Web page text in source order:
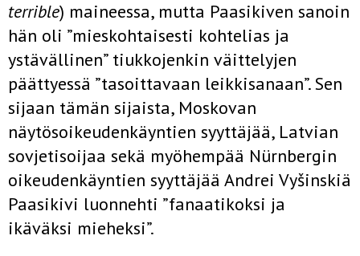
terrible) maineessa, mutta Paasikiven sanoin
hän oli ”mieskohtaisesti kohtelias ja
ystävällinen” tiukkojenkin väittelyjen
päättyessä ”tasoittavaan leikkisanaan”. Sen
sijaan tämän sijaista, Moskovan
näytösoikeudenkäyntien syyttäjää, Latvian
sovjetisoijaa sekä myöhempää Nürnbergin
oikeudenkäyntien syyttäjää Andrei Vyšinskiä
Paasikivi luonnehti ”fanaatikoksi ja
ikäväksi mieheksi”.